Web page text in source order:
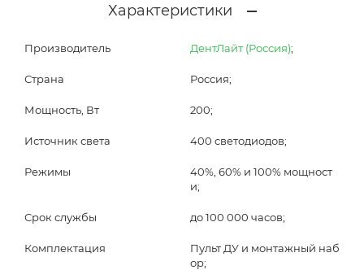
Характеристики
Производитель ДентЛайт (Россия);
Страна Россия;
Мощность, Вт 200;
Источник света 400 светодиодов;
Режимы
40%, 60% и 100% мощност
и;
Срок службы до 100 000 часов;
Комплектация
Пульт ДУ и монтажный наб
ор;